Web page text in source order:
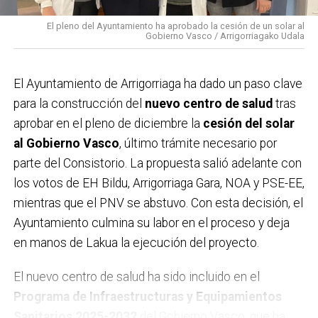
asociación ecologista Asuntze, que han colaborado
tanto en la recogida de alegaciones como en la
difusión de la campaña. Este respaldo se suma a la
domingo,que ya evidenció el rechazo de buena parte
de la localidad al proyecto ferroviario en su
configuración actual. Con estas acciones, el
Ayuntamiento considera que la postura ciudadana
queda claramente reforzada.
El pleno del Ayuntamiento ha aprobado la cesión de un solar al
Gobierno Vasco / Arrigorriagako Udala
El Ayuntamiento de Arrigorriaga ha dado un paso clave
para la construcción del nuevo centro de salud tras
aprobar en el pleno de diciembre la cesión del solar
al Gobierno Vasco, último trámite necesario por
parte del Consistorio. La propuesta salió adelante con
los votos de EH Bildu, Arrigorriaga Gara, NOA y PSE-EE,
mientras que el PNV se abstuvo. Con esta decisión, el
Ayuntamiento culmina su labor en el proceso y deja
en manos de Lakua la ejecución del proyecto.
El nuevo centro de salud ha sido incluido en el
Programa de Infraestructuras y Equipamientos